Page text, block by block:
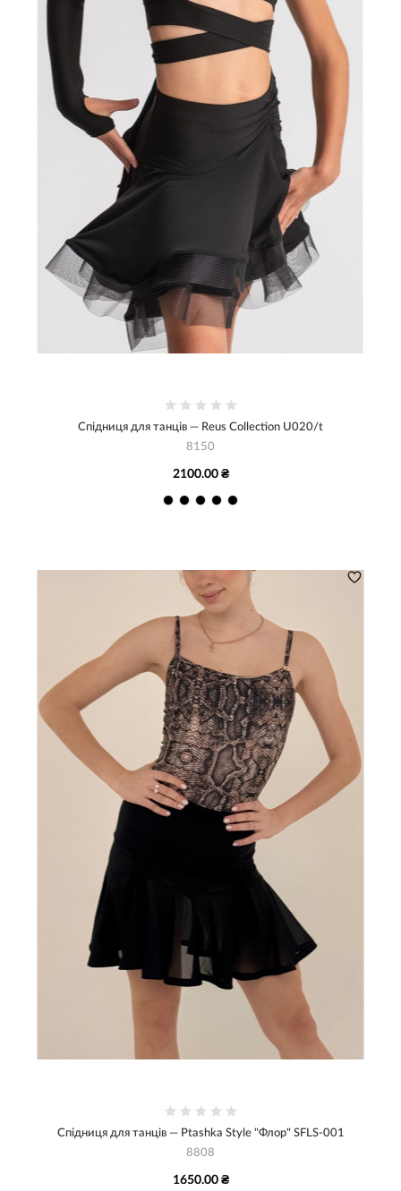
Спідниця для танців — Reus Collection U020/t
8150
2100.00 ₴
Спідниця для танців — Ptashka Style "Флор" SFLS-001
8808
1650.00 ₴